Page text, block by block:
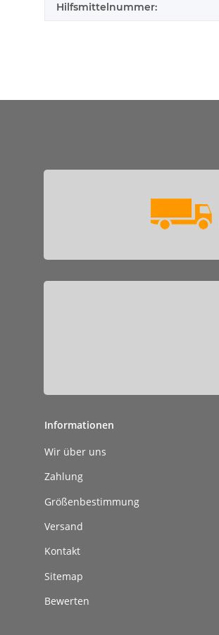
Hilfsmittelnummer:
Informationen
Wir über uns
Zahlung
Größenbestimmung
Versand
Kontakt
Sitemap
Bewerten